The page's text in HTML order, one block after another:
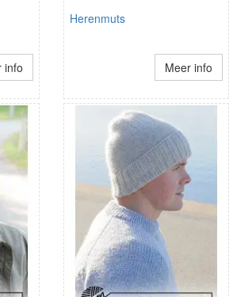
info
Herenmuts
Meer info